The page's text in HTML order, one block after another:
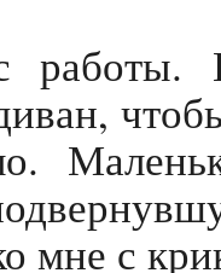
работы.
мне с